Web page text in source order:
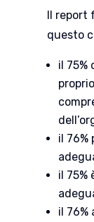
Il report
questo
il
il 76%
il 75%
il 76%